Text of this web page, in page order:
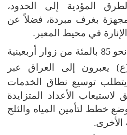
المؤدية إلى الحدود،
بغرف مبردة، فضلاً عن
في محيط المعبر.
يعبرون إلى العراق عبر
توسيع نطاق الخدمات
لاستيعاب الأعداد المتزايدة
خطط لتأمين المياه والثلج
الأخرى.